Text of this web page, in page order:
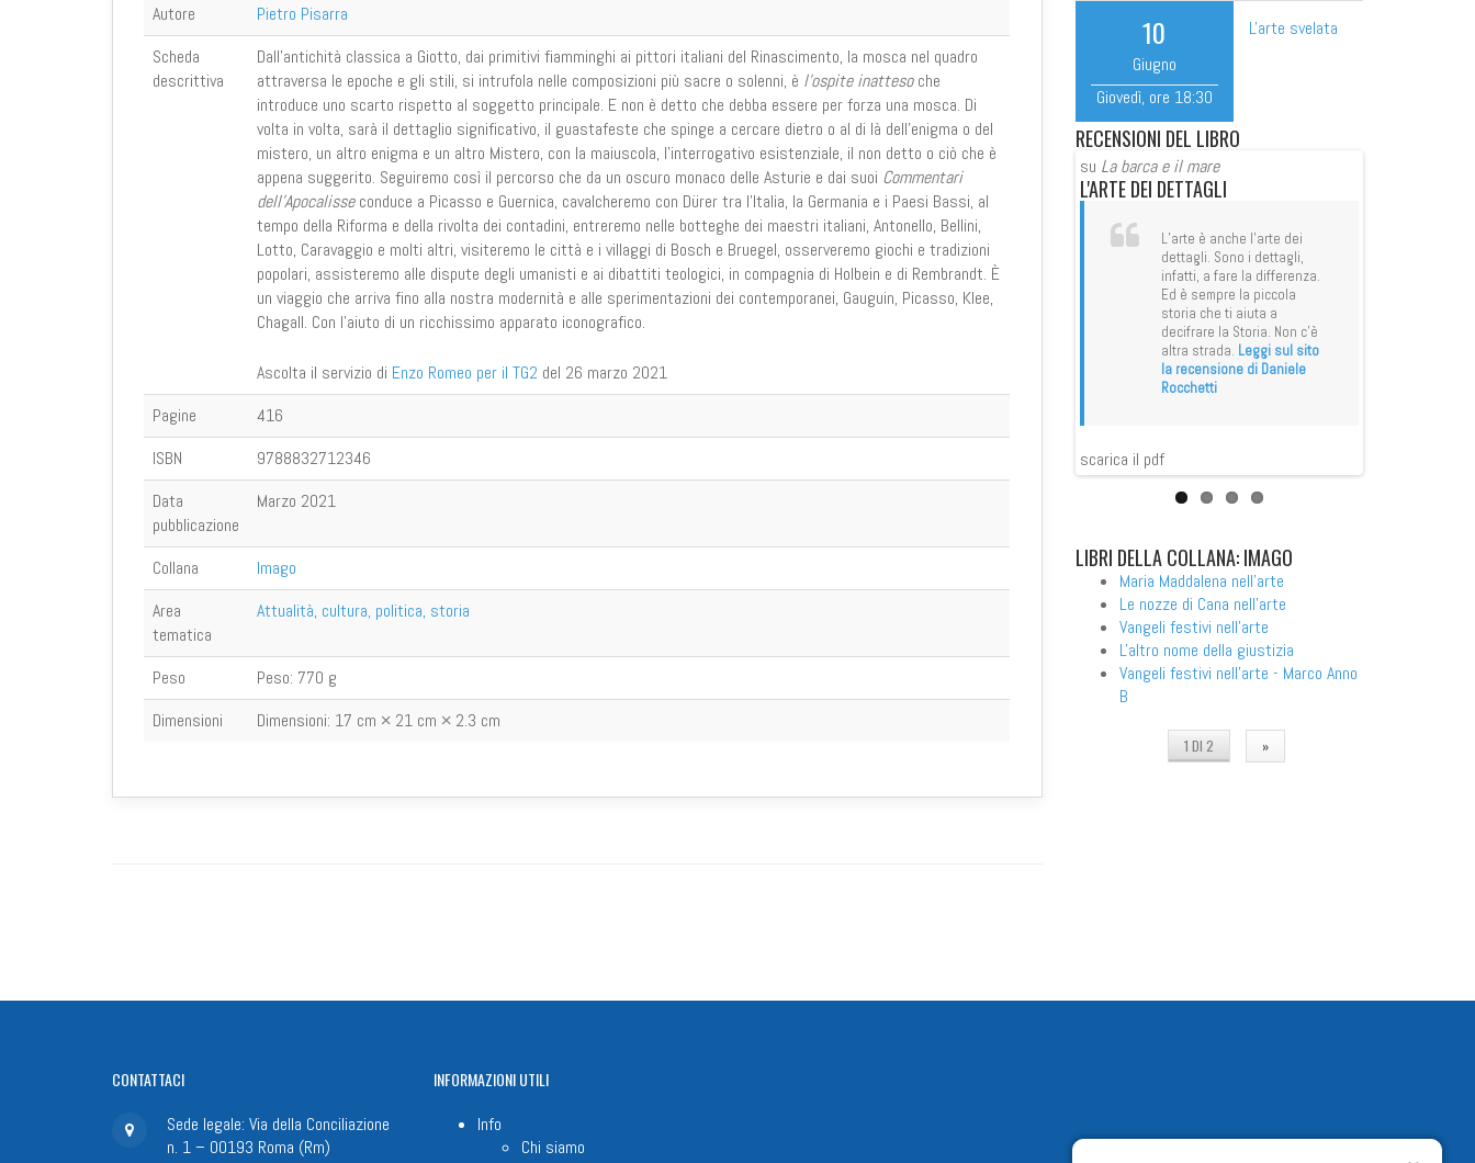
Autore
Pietro Pisarra
Scheda
descrittiva
Dall’antichità classica a Giotto, dai primitivi fiamminghi ai pittori italiani del Rinascimento, la mosca nel quadro
attraversa le epoche e gli stili, si intrufola nelle composizioni più sacre o solenni, è l’ospite inattesoche
introduce uno scarto rispetto al soggetto principale. E non è detto che debba essere per forza una mosca. Di
volta in volta, sarà il dettaglio significativo, il guastafeste che spinge a cercare dietro o al di là dell’enigma o del
mistero, un altro enigma e un altro Mistero, con la maiuscola, l’interrogativo esistenziale, il non detto o ciò che è
appena suggerito. Seguiremo così il percorso che da un oscuro monaco delle Asturie e dai suoi Commentari
dell’Apocalisseconduce a Picasso e Guernica, cavalcheremo con Dürer tra l’Italia, la Germania e i Paesi Bassi, al
tempo della Riforma e della rivolta dei contadini, entreremo nelle botteghe dei maestri italiani, Antonello, Bellini,
Lotto, Caravaggio e molti altri, visiteremo le città e i villaggi di Bosch e Bruegel, osserveremo giochi e tradizioni
popolari, assisteremo alle dispute degli umanisti e ai dibattiti teologici, in compagnia di Holbein e di Rembrandt. È
un viaggio che arriva fino alla nostra modernità e alle sperimentazioni dei contemporanei, Gauguin, Picasso, Klee,
Chagall. Con l’aiuto di un ricchissimo apparato iconografico.
Ascolta il servizio di Enzo Romeo per il TG2 del 26 marzo 2021
Pagine
416
ISBN
9788832712346
Data
pubblicazione
Marzo 2021
Collana
Imago
Area
tematica
Attualità, cultura, politica, storia
Peso Peso: 770 g
Dimensioni
Dimensioni: 17 cm × 21 cm × 2.3 cm
10
Giugno
Giovedì, ore 18:30
L'arte svelata
RECENSIONI DEL LIBRO
suQuotidiano del Sud
COME UNA MOSCA SU UN QUADRO
La mosca è il viatico e
insieme il suggestivo fil
rouge della mostra virtuale
allestita, insieme ad un
su La barca e il mare
L'ARTE DEI DETTAGLI
L’arte è anche l’arte dei
dettagli. Sono i dettagli,
infatti, a fare la differenza.
Ed è sempre la piccola
storia che ti aiuta a
decifrare la Storia. Non c’è
altra strada. Leggi sul sito
la recensione di Daniele
Rocchetti
scarica il pdf
LIBRI DELLA COLLANA: IMAGO
Maria Maddalena nell'arte
Le nozze di Cana nell'arte
Vangeli festivi nell'arte
L'altro nome della giustizia
Vangeli festivi nell'arte - Marco Anno
B
1 DI 2 »
CONTATTACI
Sede legale: Via della Conciliazione
n. 1 – 00193 Roma (Rm)
INFORMAZIONIUTILI
Info
Chi siamo